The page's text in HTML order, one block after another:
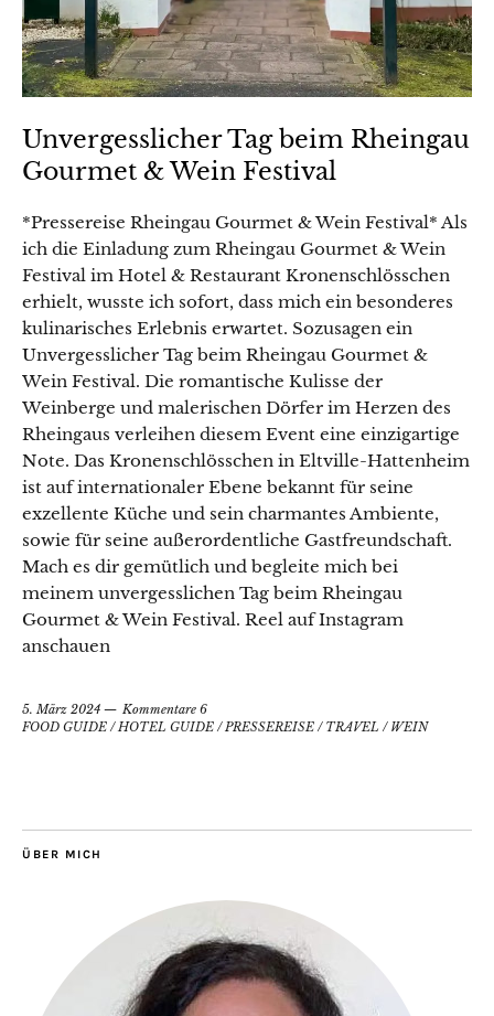
Unvergesslicher Tag beim Rheingau
Gourmet & Wein Festival
*Pressereise Rheingau Gourmet & Wein Festival* Als
ich die Einladung zum Rheingau Gourmet & Wein
Festival im Hotel & Restaurant Kronenschlösschen
erhielt, wusste ich sofort, dass mich ein besonderes
kulinarisches Erlebnis erwartet. Sozusagen ein
Unvergesslicher Tag beim Rheingau Gourmet &
Wein Festival. Die romantische Kulisse der
Weinberge und malerischen Dörfer im Herzen des
Rheingaus verleihen diesem Event eine einzigartige
Note. Das Kronenschlösschen in Eltville-Hattenheim
ist auf internationaler Ebene bekannt für seine
exzellente Küche und sein charmantes Ambiente,
sowie für seine außerordentliche Gastfreundschaft.
Mach es dir gemütlich und begleite mich bei
meinem unvergesslichen Tag beim Rheingau
Gourmet & Wein Festival. Reel auf Instagram
anschauen
5. März 2024
Kommentare 6
FOOD GUIDE /HOTEL GUIDE /PRESSEREISE / TRAVEL / WEIN
ÜBER MICH